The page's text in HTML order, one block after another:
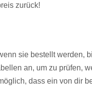
zurück!
sie bestellt werden,
an, um zu prüfen,
dass ein von dir